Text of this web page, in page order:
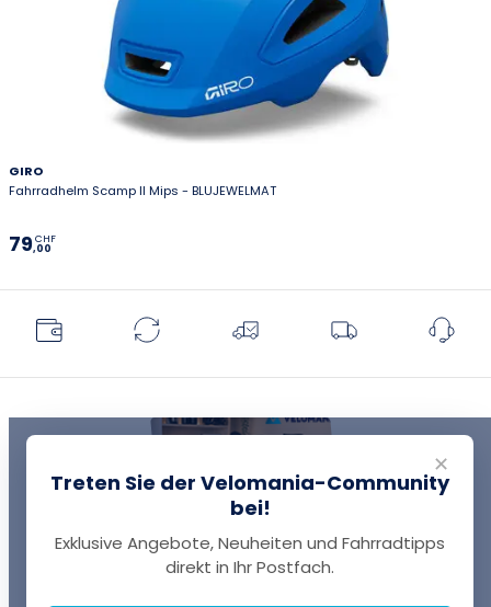
GIRO
Fahrradhelm Scamp II Mips - BLUJEWELMAT
79,00
CHF
EINE FRAGE?
✕
Treten Sie der Velomania-Community
bei!
Exklusive Angebote, Neuheiten und Fahrradtipps
direkt in Ihr Postfach.